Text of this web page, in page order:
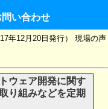
問い合わせ
年12月20日発行） 現場の声
ウェア開発に関す
り組みなどを定期